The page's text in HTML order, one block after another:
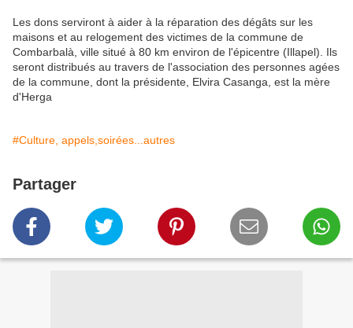
Les dons serviront à aider à la réparation des dégâts sur les
maisons et au relogement des victimes de la commune de
Combarbalà, ville situé à 80 km environ de l'épicentre (Illapel). Ils
seront distribués au travers de l'association des personnes agées
de la commune, dont la présidente, Elvira Casanga, est la mère
d'Herga
#Culture, appels,soirées...autres
Partager